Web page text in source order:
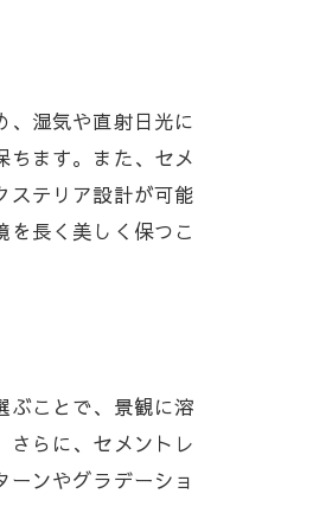
、湿気や直射日光に
ちます。また、セメ
ステリア設計が可能
長く美しく保つこ
ぶことで、景観に溶
さらに、セメントレ
ンやグラデーショ